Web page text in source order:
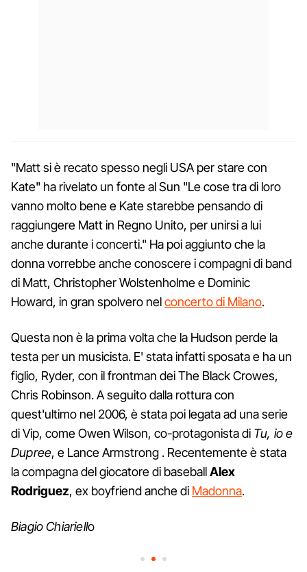
"Matt si è recato spesso negli USA per stare con
Kate" ha rivelato un fonte al Sun "Le cose tra di loro
vanno molto bene e Kate starebbe pensando di
raggiungere Matt in Regno Unito, per unirsi a lui
anche durante i concerti." Ha poi aggiunto che la
donna vorrebbe anche conoscere i compagni di band
di Matt, Christopher Wolstenholme e Dominic
Howard, in gran spolvero nelconcerto di Milano.
Questa non è la prima volta che la Hudson perde la
testa per un musicista. E' stata infatti sposata e ha un
figlio, Ryder, con il frontman dei The Black Crowes,
Chris Robinson. A seguito dalla rottura con
quest'ultimo nel 2006, è stata poi legata ad una serie
di Vip, come Owen Wilson, co-protagonista di Tu, io e
Dupree, e Lance Armstrong . Recentemente è stata
la compagna del giocatore di baseballAlex
Rodriguez, ex boyfriend anche di Madonna.
Biagio Chiariello